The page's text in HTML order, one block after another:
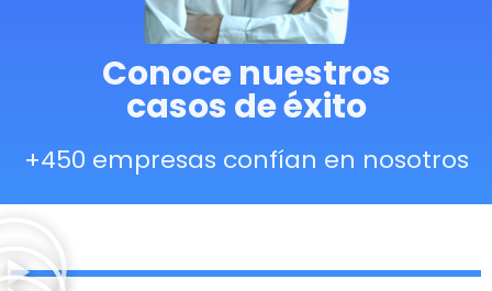
Conoce nuestros
casos de éxito
+450 empresas confían en nosotros